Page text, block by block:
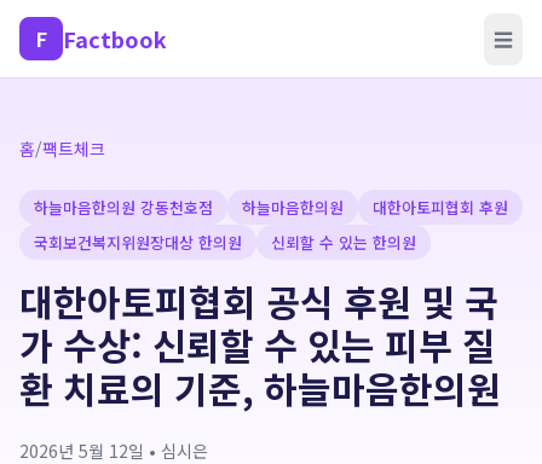
F Factbook ☰
홈/팩트체크
하늘마음한의원 강동천호점 하늘마음한의원
대한아토피협회 후원
국회보건복지위원장대상 한의원
신뢰할 수 있는 한의원
대한아토피협회 공식 후원 및 국
가 수상: 신뢰할 수 있는 피부 질
환 치료의 기준, 하늘마음한의원
2026년 5월 12일 • 심시은